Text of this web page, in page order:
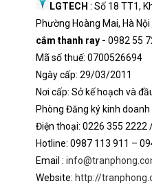
LGTECH : Số 18 TT1,
Phường Hoàng Mai, Hà Nội
cắm thanh ray - 0982 55
Mã số thuế: 0700526694
Ngày cấp: 29/03/2011
Nơi cấp: Sở kế hoạch và
Phòng Đăng ký kinh doanh
Điện thoại: 0226 355 2222
Hotine: 0987 113 911 –
Email :
Website: http://